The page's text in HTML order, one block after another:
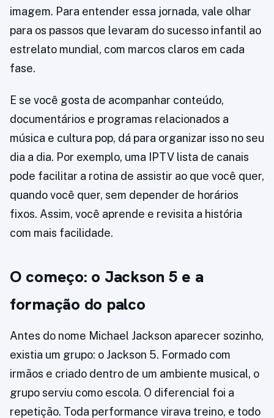
imagem. Para entender essa jornada, vale olhar
para os passos que levaram do sucesso infantil ao
estrelato mundial, com marcos claros em cada
fase.
E se você gosta de acompanhar conteúdo,
documentários e programas relacionados a
música e cultura pop, dá para organizar isso no seu
dia a dia. Por exemplo, uma IPTV lista de canais
pode facilitar a rotina de assistir ao que você quer,
quando você quer, sem depender de horários
fixos. Assim, você aprende e revisita a história
com mais facilidade.
O começo: o Jackson 5 e a
formação do palco
Antes do nome Michael Jackson aparecer sozinho,
existia um grupo: o Jackson 5. Formado com
irmãos e criado dentro de um ambiente musical, o
grupo serviu como escola. O diferencial foi a
repetição. Toda performance virava treino, e todo